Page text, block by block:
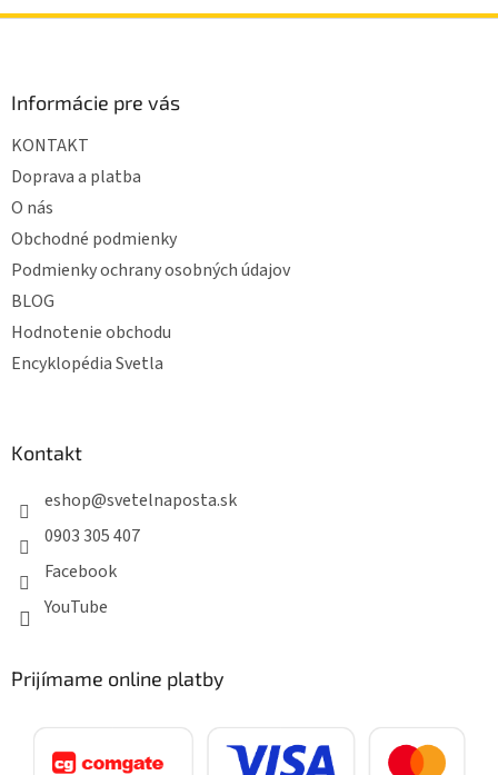
a
p
i
v
Informácie pre vás
KONTAKT
Doprava a platba
O nás
Obchodné podmienky
Podmienky ochrany osobných údajov
BLOG
Hodnotenie obchodu
Encyklopédia Svetla
Kontakt
eshop@svetelnaposta.sk
0903 305 407
Facebook
YouTube
Prijímame online platby